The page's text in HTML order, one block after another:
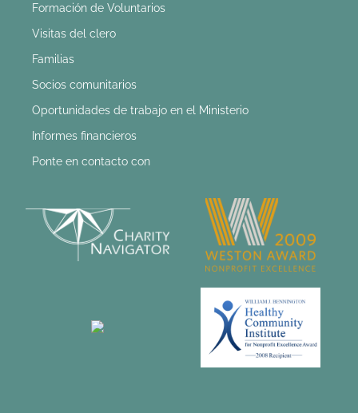
Formación de Voluntarios
Visitas del clero
Familias
Socios comunitarios
Oportunidades de trabajo en el Ministerio
Informes financieros
Ponte en contacto con